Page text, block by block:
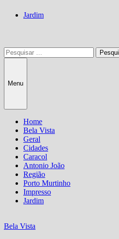
Jardim
Pesquisar
por:
Menu
Home
Bela Vista
Geral
Cidades
Caracol
Antonio João
Região
Porto Murtinho
Impresso
Jardim
Bela Vista